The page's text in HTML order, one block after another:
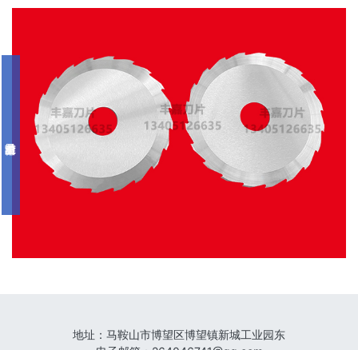
地址： 马鞍山市博望区博望镇新城工业园东